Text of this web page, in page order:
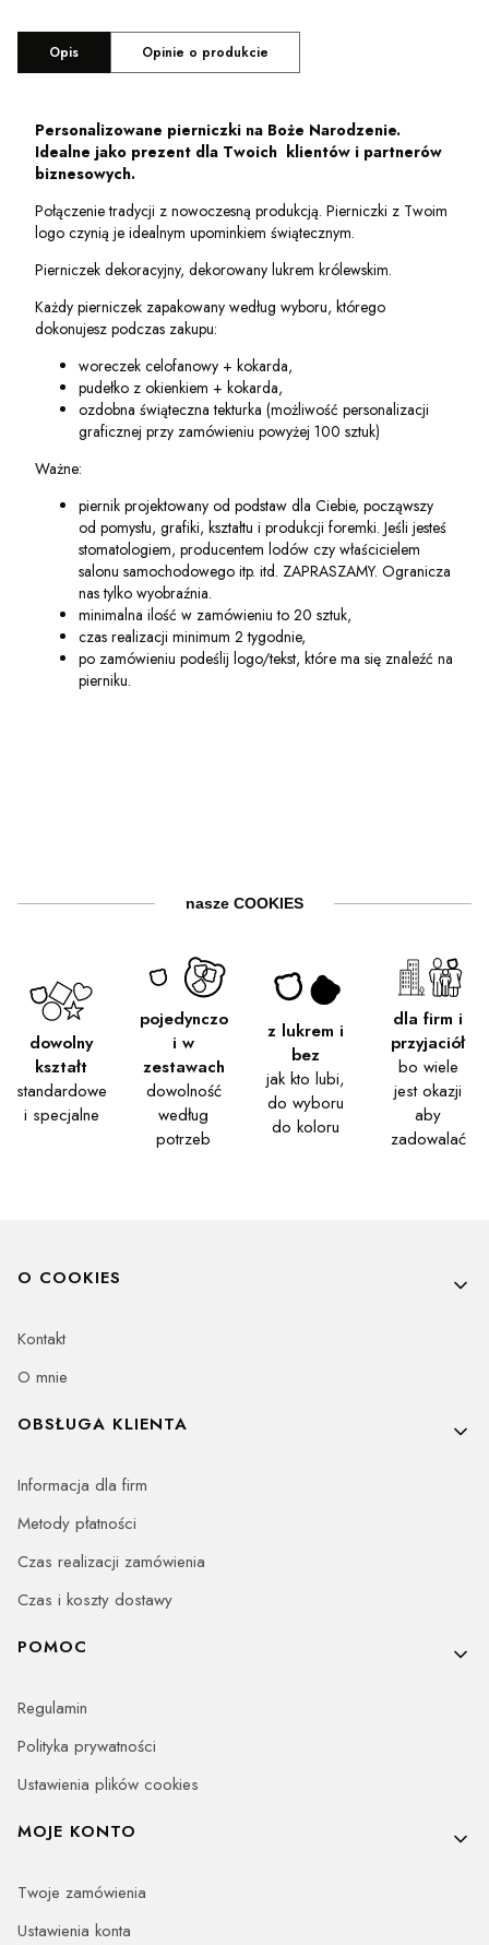
Opis Opinie o produkcie
Personalizowane pierniczki na Boże Narodzenie.
Idealne jako prezent dla Twoich klientów i partnerów
biznesowych.
Połączenie tradycji z nowoczesną produkcją. Pierniczki z Twoim
logo czynią je idealnym upominkiem świątecznym.
Pierniczek dekoracyjny, dekorowany lukrem królewskim.
Każdy pierniczek zapakowany według wyboru, którego
dokonujesz podczas zakupu:
woreczek celofanowy + kokarda,
pudełko z okienkiem + kokarda,
ozdobna świąteczna tekturka (możliwość personalizacji
graficznej przy zamówieniu powyżej 100 sztuk)
Ważne:
piernik projektowany od podstaw dla Ciebie, począwszy
od pomysłu, grafiki, kształtu i produkcji foremki. Jeśli jesteś
stomatologiem, producentem lodów czy właścicielem
salonu samochodowego itp. itd. ZAPRASZAMY. Ogranicza
nas tylko wyobraźnia.
minimalna ilość w zamówieniu to 20 sztuk,
czas realizacji minimum 2 tygodnie,
po zamówieniu podeślij logo/tekst, które ma się znaleźć na
pierniku.
nasze COOKIES
dowolny
kształt
standardowe
i specjalne
pojedynczo
i w
zestawach
dowolność
według
potrzeb
z lukrem i
bez
jak kto lubi,
do wyboru
do koloru
dla firm i
przyjaciół
bo wiele
jest okazji
aby
zadowalać
Linki w stopce
O COOKIES
Kontakt
O mnie
OBSŁUGA KLIENTA
Informacja dla firm
Metody płatności
Czas realizacji zamówienia
Czas i koszty dostawy
POMOC
Regulamin
Polityka prywatności
Ustawienia plików cookies
MOJE KONTO
Twoje zamówienia
Ustawienia konta